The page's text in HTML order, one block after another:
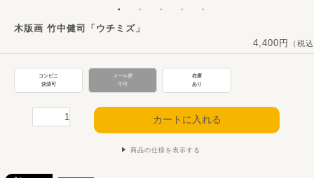
木版画 竹中健司「ウチミズ」
4,400円
（税
コンビニ
決済可
メール便
不可
在庫
あり
商品の仕様を表示する